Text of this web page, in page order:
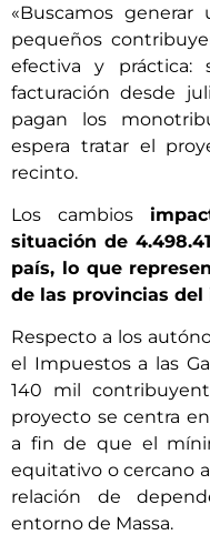
«Buscamos
pequeños
efectiva y práctica:
facturación desde
pagan los
espera tratar el
recinto.
Los cambios
situación de
país, lo que
de las provincias del
Respecto a los
el Impuestos a las
140 mil
proyecto se centra
a fin de que el
equitativo o cercano
relación de
entorno de Massa.